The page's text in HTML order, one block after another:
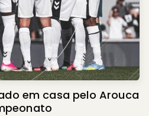
em casa pelo Arouca